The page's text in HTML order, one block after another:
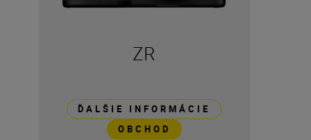
ZR
ĎALŠIE INFORMÁCIE
OBCHOD